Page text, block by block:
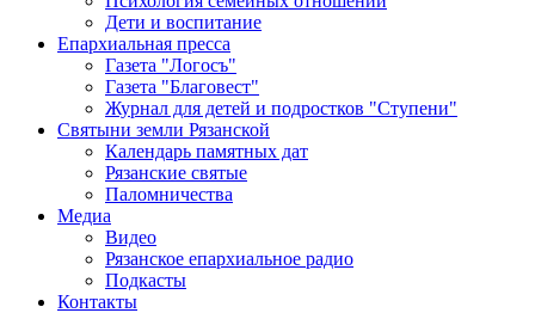
Дети и воспитание
Епархиальная пресса
Газета "Логосъ"
Газета "Благовест"
Журнал для детей и подростков "Ступени"
Святыни земли Рязанской
Календарь памятных дат
Рязанские святые
Паломничества
Медиа
Видео
Рязанское епархиальное радио
Подкасты
Контакты